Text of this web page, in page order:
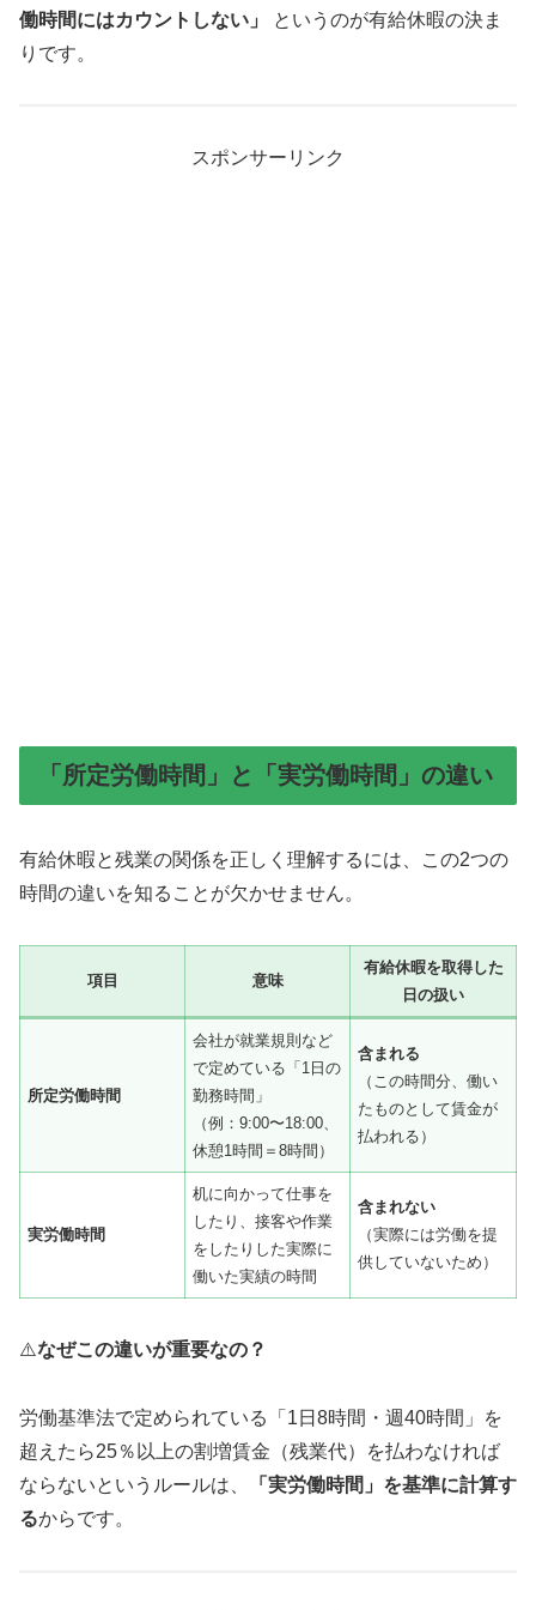
働時間にはカウントしない」
というのが有給休暇の決ま
りです。
スポンサーリンク
「所定労働時間」と「実労働時間」の違い
有給休暇と残業の関係を正しく理解するには、この2つの
時間の違いを知ることが欠かせません。
項目 意味
有給休暇を取得した
日の扱い
所定労働時間
会社が就業規則など
で定めている「1日の
勤務時間」
（例：9:00〜18:00、
休憩1時間＝8時間）
含まれる
（この時間分、働い
たものとして賃金が
払われる）
実労働時間
机に向かって仕事を
したり、接客や作業
をしたりした実際に
働いた実績の時間
含まれない
（実際には労働を提
供していないため）
⚠️なぜこの違いが重要なの？
労働基準法で定められている「1日8時間・週40時間」を
超えたら25％以上の割増賃金（残業代）を払わなければ
ならないというルールは、
「実労働時間」を基準に計算す
るからです。